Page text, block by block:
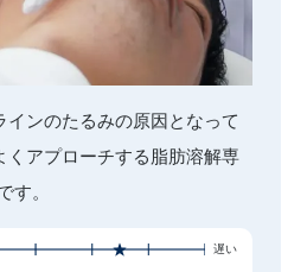
インのたるみの原因となって
くアプローチする脂肪溶解専
す。
遅い